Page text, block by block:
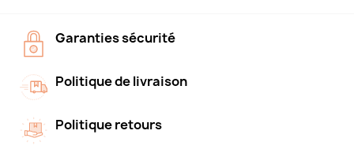
Garanties sécurité
Politique de livraison
Politique retours